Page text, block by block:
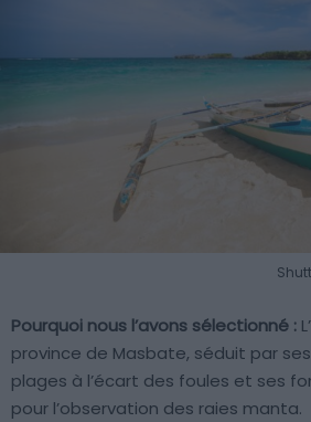
Pourquoi nous l’avons sélectionné :
province de Masbate, séduit par
plages à l’écart des foules et ses
pour l’observation des raies manta.